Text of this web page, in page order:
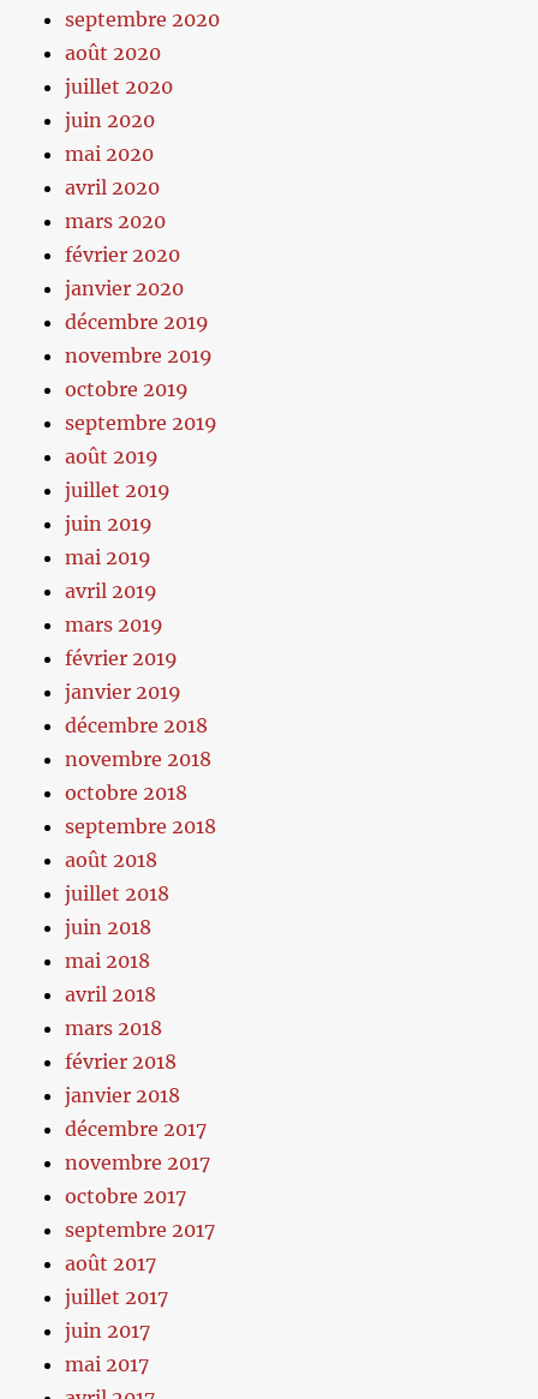
septembre 2020
août 2020
juillet 2020
juin 2020
mai 2020
avril 2020
mars 2020
février 2020
janvier 2020
décembre 2019
novembre 2019
octobre 2019
septembre 2019
août 2019
juillet 2019
juin 2019
mai 2019
avril 2019
mars 2019
février 2019
janvier 2019
décembre 2018
novembre 2018
octobre 2018
septembre 2018
août 2018
juillet 2018
juin 2018
mai 2018
avril 2018
mars 2018
février 2018
janvier 2018
décembre 2017
novembre 2017
octobre 2017
septembre 2017
août 2017
juillet 2017
juin 2017
mai 2017